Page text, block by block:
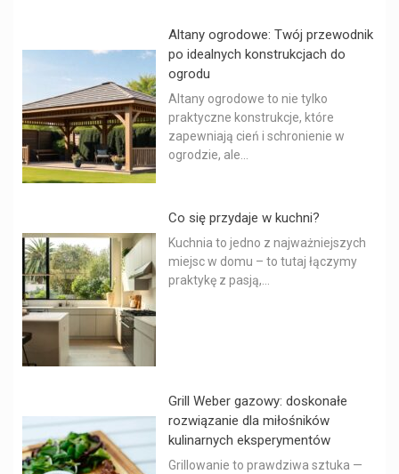
Altany ogrodowe: Twój przewodnik
po idealnych konstrukcjach do
ogrodu
Altany ogrodowe to nie tylko
praktyczne konstrukcje, które
zapewniają cień i schronienie w
ogrodzie, ale...
Co się przydaje w kuchni?
Kuchnia to jedno z najważniejszych
miejsc w domu – to tutaj łączymy
praktykę z pasją,...
Grill Weber gazowy: doskonałe
rozwiązanie dla miłośników
kulinarnych eksperymentów
Grillowanie to prawdziwa sztuka —